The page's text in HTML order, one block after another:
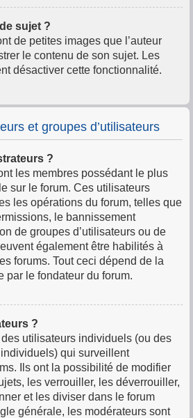
sujet ?
de petites images que l’auteur
le contenu de son sujet. Les
désactiver cette fonctionnalité.
et groupes d’utilisateurs
?
les membres possédant le plus
sur le forum. Ces utilisateurs
les opérations du forum, telles que
le bannissement
de groupes d’utilisateurs ou de
également être habilités à
forums. Tout ceci dépend de la
par le fondateur du forum.
?
utilisateurs individuels (ou des
qui surveillent
Ils ont la possibilité de modifier
les verrouiller, les déverrouiller,
et les diviser dans le forum
générale, les modérateurs sont